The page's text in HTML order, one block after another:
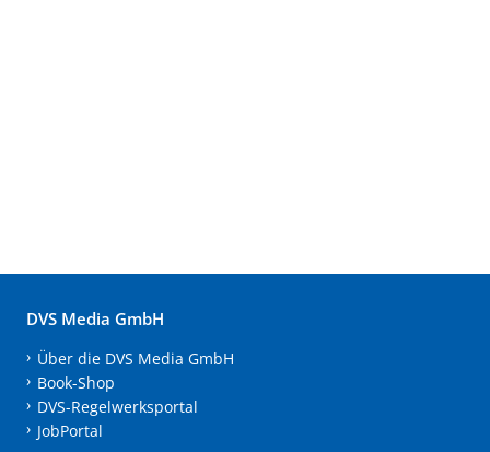
DVS Media GmbH
Über die DVS Media GmbH
Book-Shop
DVS-Regelwerksportal
JobPortal